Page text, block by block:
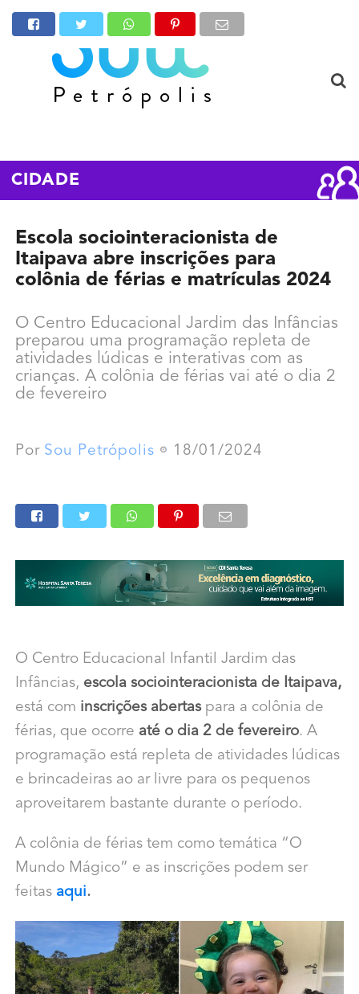
CIDADE
Escola sociointeracionista de
Itaipava abre inscrições para
colônia de férias e matrículas 2024
O Centro Educacional Jardim das Infâncias
preparou uma programação repleta de
atividades lúdicas e interativas com as
crianças. A colônia de férias vai até o dia 2
de fevereiro
Por Sou Petrópolis 18/01/2024
O Centro Educacional Infantil Jardim das
Infâncias, escola sociointeracionista de Itaipava,
está com inscrições abertaspara a colônia de
férias, que ocorre até o dia 2 de fevereiro. A
programação está repleta de atividades lúdicas
e brincadeiras ao ar livre para os pequenos
aproveitarem bastante durante o período.
A colônia de férias tem como temática “O
Mundo Mágico” e as inscrições podem ser
feitas aqui.